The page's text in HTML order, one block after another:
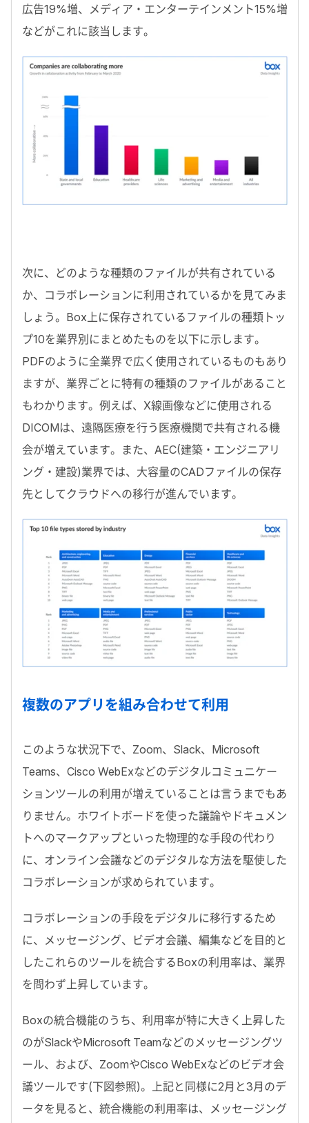
広告19%増、メディア・エンターテインメント15%増
などがこれに該当します。
次に、どのような種類のファイルが共有されている
か、コラボレーションに利用されているかを見てみま
しょう。Box上に保存されているファイルの種類トッ
プ10を業界別にまとめたものを以下に示します。
PDFのように全業界で広く使用されているものもあり
ますが、業界ごとに特有の種類のファイルがあること
もわかります。例えば、X線画像などに使用される
DICOMは、遠隔医療を行う医療機関で共有される機
会が増えています。また、AEC(建築・エンジニアリ
ング・建設)業界では、大容量のCADファイルの保存
先としてクラウドへの移行が進んでいます。
複数のアプリを組み合わせて利用
このような状況下で、Zoom、Slack、Microsoft
Teams、Cisco WebExなどのデジタルコミュニケー
ションツールの利用が増えていることは言うまでもあ
りません。ホワイトボードを使った議論やドキュメン
トへのマークアップといった物理的な手段の代わり
に、オンライン会議などのデジタルな方法を駆使した
コラボレーションが求められています。
コラボレーションの手段をデジタルに移行するため
に、メッセージング、ビデオ会議、編集などを目的と
したこれらのツールを統合するBoxの利用率は、業界
を問わず上昇しています。
Boxの統合機能のうち、利用率が特に大きく上昇した
のがSlackやMicrosoft Teamなどのメッセージングツ
ール、および、ZoomやCisco WebExなどのビデオ会
議ツールです(下図参照)。上記と同様に2月と3月のデ
ータを見ると、統合機能の利用率は、メッセージング